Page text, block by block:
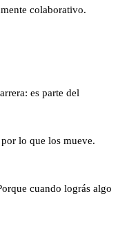
colaborativo.
es parte del
lo que los mueve.
cuando lográs algo